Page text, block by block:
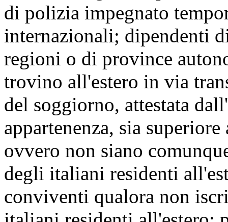
di polizia impegnato
internazionali; dipendenti
regioni o di province
trovino all'estero in via
del soggiorno, attestata
appartenenza, sia
ovvero non siano
degli italiani residenti
conviventi qualora non